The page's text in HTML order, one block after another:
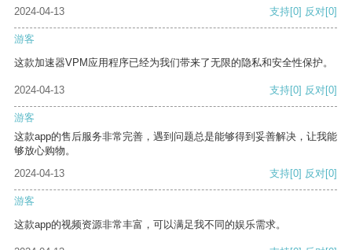
2024-04-13 支持[0] 反对[0]
游客
这款加速器VPM应用程序已经为我们带来了无限的隐私和安全性保护。
2024-04-13 支持[0] 反对[0]
游客
这款app的售后服务非常完善，遇到问题总是能够得到妥善解决，让我能
够放心购物。
2024-04-13
支持[0] 反对[0]
游客
这款app的视频资源非常丰富，可以满足我不同的娱乐需求。